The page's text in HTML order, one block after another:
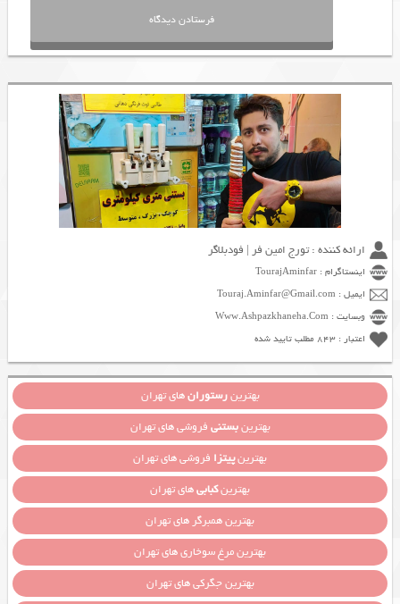
ارائه کننده : تورج امین فر | فودبلاگر
اینستاگرام : TourajAminfar
ایمیل : Touraj.Aminfar@Gmail.com
وبسایت : Www.Ashpazkhaneha.Com
اعتبار : 843 مطلب تایید شده
بهترینرستورانهای تهران
بهترینبستنی فروشی های تهران
بهترینپیتزا فروشی های تهران
بهترینکبابیهای تهران
بهترین همبرگر های تهران
بهترین مرغ سوخاری های تهران
بهترین جگرکی های تهران